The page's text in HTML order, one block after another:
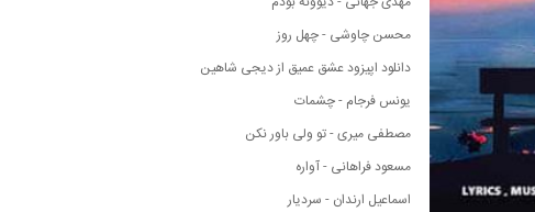
محسن چاوشی - چهل روز
دانلود اپیزود عشق عمیق از دیجی شاهین
یونس فرجام - چشمات
مصطفی میری - تو ولی باور نکن
مسعود فراهانی - آواره
اسماعیل ارندان - سردیار